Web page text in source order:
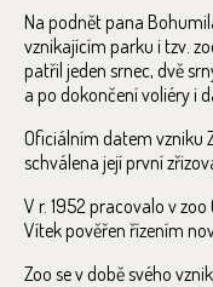
Na podnět pana
vznikajícím parku i tzv.
patřil jeden srnec, dvě
a po dokončení voliéry i
Oficiálním datem vzniku
schválena její první
V r. 1952 pracovalo v
Vítek pověřen řízením
Zoo se v době svého